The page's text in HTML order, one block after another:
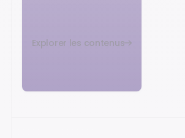
Explorer les contenus